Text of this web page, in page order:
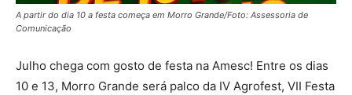
A partir do dia 10 a festa começa em Morro Grande/Foto: Assessoria de
Comunicação
Julho chega com gosto de festa na Amesc! Entre os dias
10 e 13, Morro Grande será palco da IV Agrofest, VII Festa